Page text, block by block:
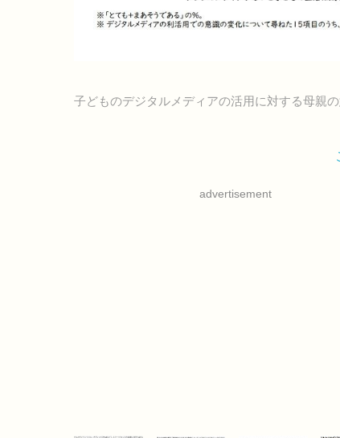
子どものデジタルメディアの活用に対する母親
advertisement